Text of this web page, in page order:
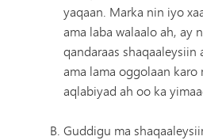
yaqaan. Marka nin iyo
ama laba walaalo ah, ay
qandaraas shaqaaleysiin
ama lama oggolaan karo
aqlabiyad ah oo ka
Guddigu ma